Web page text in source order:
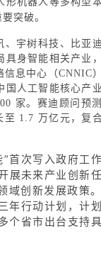
突破。
、宇树科技、比亚
具身智能相关产业
信息中心（CNNIC
国人工智能核心产
家。赛迪顾问预
至 1.7 万亿元，复
”首次写入政府工
展未来产业创新
域创新发展政策
年行动计划，计
个省市出台支持